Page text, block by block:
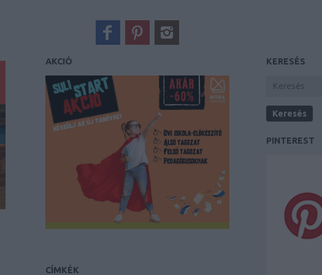
AKCIÓ
CÍMKÉK
KERESÉS
PINTEREST